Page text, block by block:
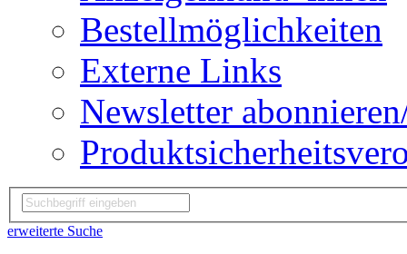
Bestellmöglichkeiten
Externe Links
Newsletter
erweiterte Suche